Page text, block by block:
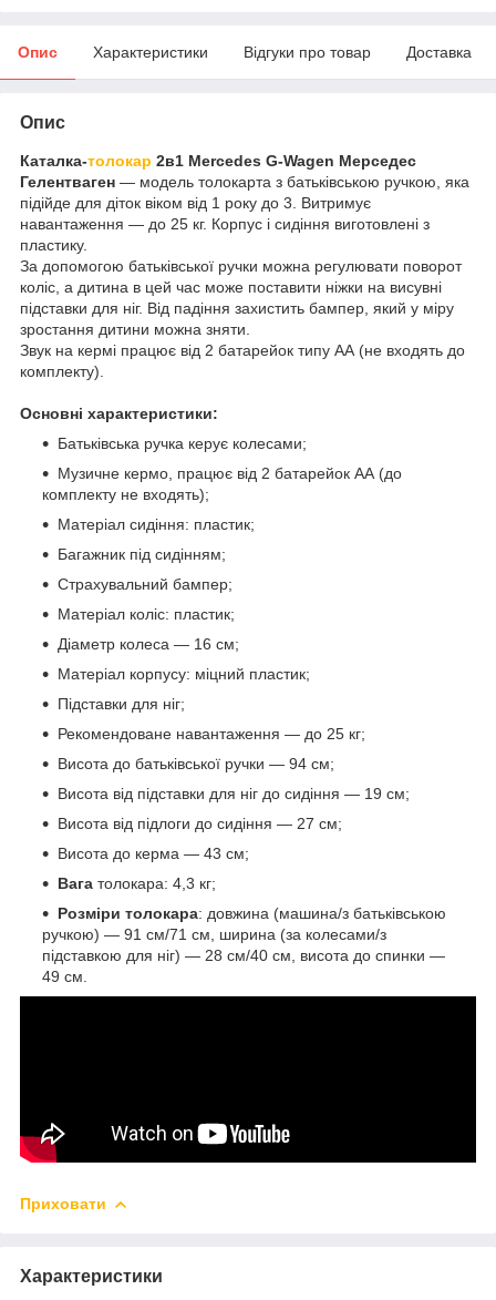
Опис Характеристики Відгуки про товар Доставка
Опис
Каталка-толокар 2в1 Mercedes G-Wagen Мерседес
Гелентваген — модель толокарта з батьківською ручкою, яка
підійде для діток віком від 1 року до 3. Витримує
навантаження — до 25 кг. Корпус і сидіння виготовлені з
пластику.
За допомогою батьківської ручки можна регулювати поворот
коліс, а дитина в цей час може поставити ніжки на висувні
підставки для ніг. Від падіння захистить бампер, який у міру
зростання дитини можна зняти.
Звук на кермі працює від 2 батарейок типу АА (не входять до
комплекту).
Основні характеристики:
Батьківська ручка керує колесами;
Музичне кермо, працює від 2 батарейок АА (до
комплекту не входять);
Матеріал сидіння: пластик;
Багажник під сидінням;
Страхувальний бампер;
Матеріал коліс: пластик;
Діаметр колеса — 16 см;
Матеріал корпусу: міцний пластик;
Підставки для ніг;
Рекомендоване навантаження — до 25 кг;
Висота до батьківської ручки — 94 см;
Висота від підставки для ніг до сидіння — 19 см;
Висота від підлоги до сидіння — 27 см;
Висота до керма — 43 см;
Вага толокара: 4,3 кг;
Розміри толокара: довжина (машина/з батьківською
ручкою) — 91 см/71 см, ширина (за колесами/з
підставкою для ніг) — 28 см/40 см, висота до спинки —
49 см.
Приховати
Характеристики